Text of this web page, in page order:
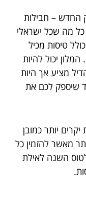
החדש – חבילות
מה שכל ישראלי
טיסות מכיל
יכול להיות
מציע אך היות
שיספק לכם את
יותר כמובן
מאשר להזמין כל
השנה לאילת